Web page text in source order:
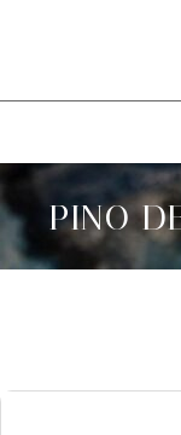
PINO